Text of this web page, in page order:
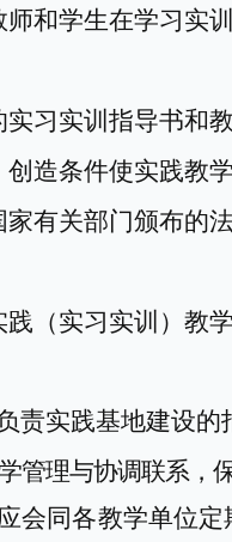
师和学生在学习实训
实习实训 指导书和
创造条件使实践教
有关部门颁布的法
践（实习实训 ）教学
责实践基地建设的
管理与协调联系，
会同各教学单位定